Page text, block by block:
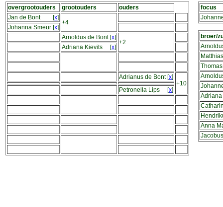
overgrootouders grootouders
ouders
Jan de Bont
[x]
+4
Johanna Smeur [x]
Arnoldus de Bont[x]
+2
Adriana Kievits [x]
Adrianus de Bont[x]
+10
Petronella Lips
[x]
focus
broer/
Anna